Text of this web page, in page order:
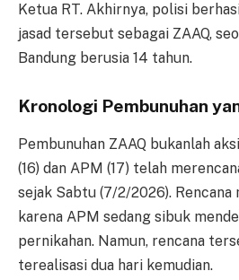
Ketua RT. Akhirnya, polisi
jasad tersebut sebagai ZAAQ,
Bandung berusia 14 tahun.
Kronologi Pembunuhan
Pembunuhan ZAAQ bukanlah
(16) dan APM (17) telah
sejak Sabtu (7/2/2026).
karena APM sedang sibuk
pernikahan. Namun, rencana
terealisasi dua hari kemudian.